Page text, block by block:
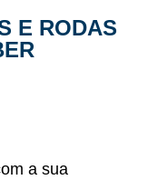
E RODAS
a sua